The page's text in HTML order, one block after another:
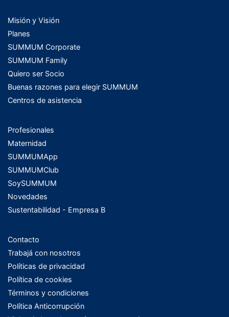
Misión y Visión
Planes
SUMMUM Corporate
SUMMUM Family
Quiero ser Socio
Buenas razones para elegir SUMMUM
Centros de asistencia
Profesionales
Maternidad
SUMMUMApp
SUMMUMClub
SoySUMMUM
Novedades
Sustentabilidad - Empresa B
Contacto
Trabajá con nosotros
Políticas de privacidad
Política de cookies
Términos y condiciones
Política Anticorrupción